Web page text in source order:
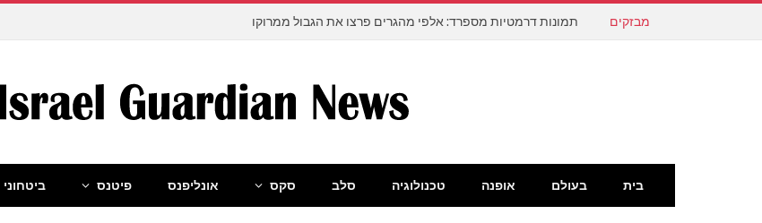
מבזקים תמונות דרמטיות מספרד: אלפי מהגרים פרצו את הגבול ממרוקו
בית בעולם אופנה טכנולוגיה סלב סקס אונליפנס פיטנס ביטחוני